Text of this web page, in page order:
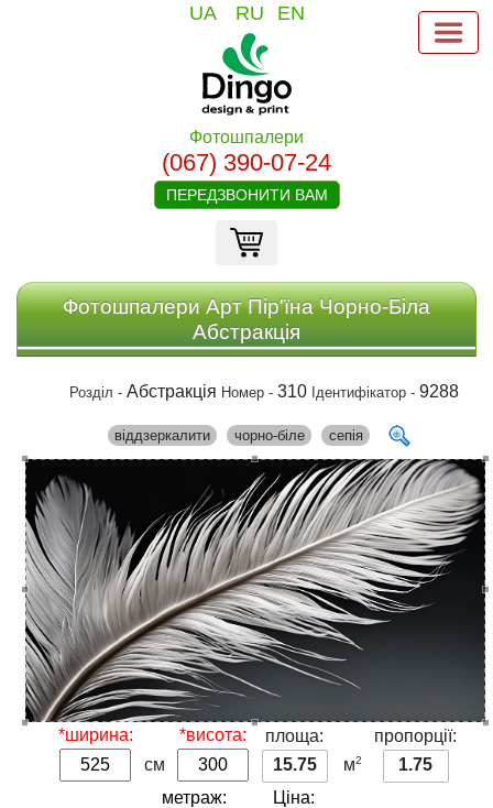
UA RU EN
Фотошпалери
(067) 390-07-24
ПЕРЕДЗВОНИТИ ВАМ
Фотошпалери Арт Пір'їна Чорно-Біла
Абстракція
Розділ - Абстракція Номер - 310 Ідентифікатор - 9288
віддзеркалити чорно-біле сепія
*ширина:
см
*висота:
площа:
15.75
м2
пропорції:
1.75
метраж:
Ціна: